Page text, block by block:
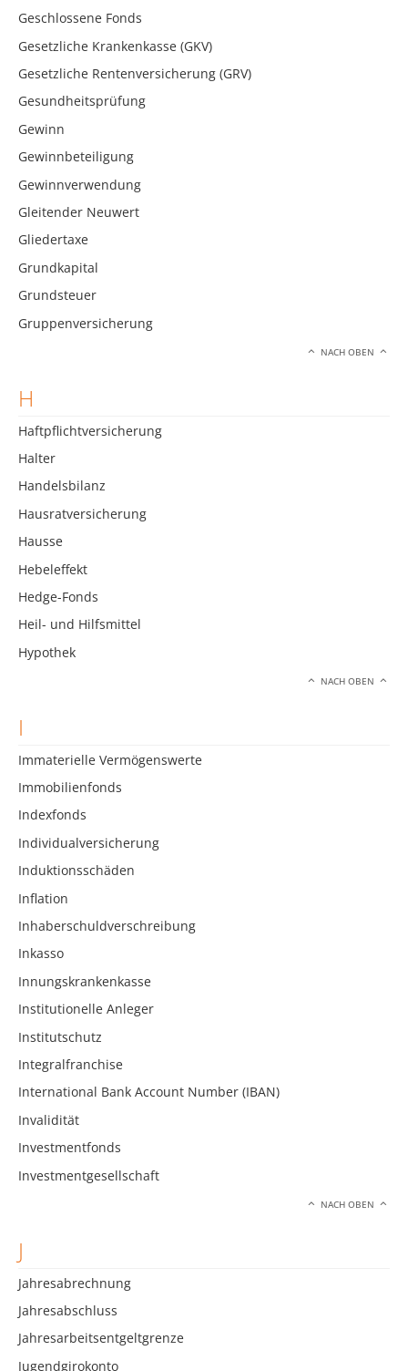
Geschlossene Fonds
Gesetzliche Krankenkasse (GKV)
Gesetzliche Rentenversicherung (GRV)
Gesundheitsprüfung
Gewinn
Gewinnbeteiligung
Gewinnverwendung
Gleitender Neuwert
Gliedertaxe
Grundkapital
Grundsteuer
Gruppenversicherung
NACH OBEN
H
Haftpflichtversicherung
Halter
Handelsbilanz
Hausratversicherung
Hausse
Hebeleffekt
Hedge-Fonds
Heil- und Hilfsmittel
Hypothek
NACH OBEN
I
Immaterielle Vermögenswerte
Immobilienfonds
Indexfonds
Individualversicherung
Induktionsschäden
Inflation
Inhaberschuldverschreibung
Inkasso
Innungskrankenkasse
Institutionelle Anleger
Institutschutz
Integralfranchise
International Bank Account Number (IBAN)
Invalidität
Investmentfonds
Investmentgesellschaft
NACH OBEN
J
Jahresabrechnung
Jahresabschluss
Jahresarbeitsentgeltgrenze
Jugendgirokonto